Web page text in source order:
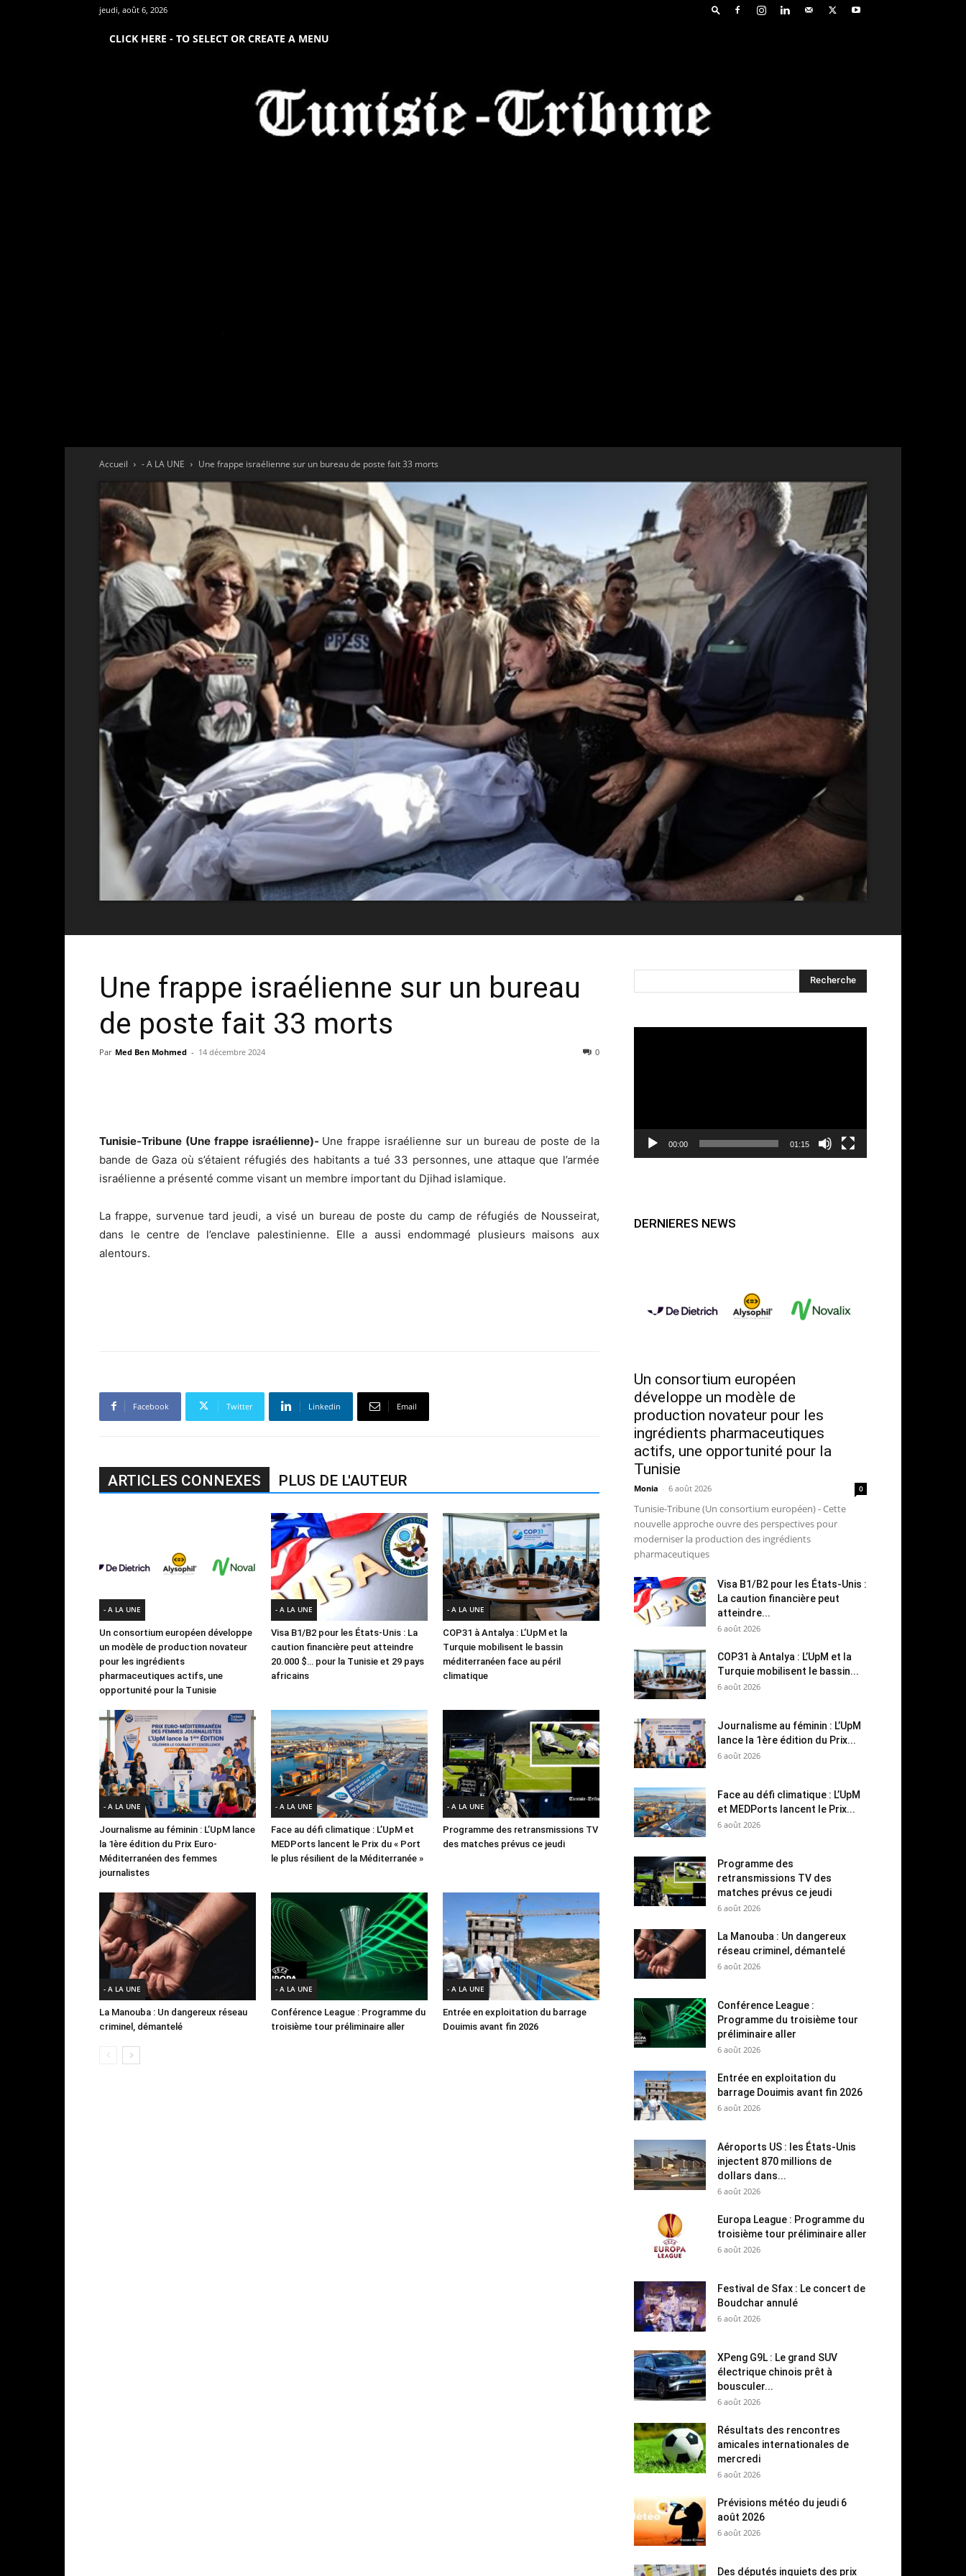
jeudi, août 6, 2026
CLICK HERE - TO SELECT OR CREATE A MENU
Accueil - A LA UNE Une frappe israélienne sur un bureau de poste fait 33 morts
Une frappe israélienne sur un bureau
de poste fait 33 morts
Par Med Ben Mohmed - 14 décembre 2024 0
Tunisie-Tribune (Une frappe israélienne)- Une frappe israélienne sur un bureau de poste de la
bande de Gaza où s’étaient réfugiés des habitants a tué 33 personnes, une attaque que l’armée
israélienne a présenté comme visant un membre important du Djihad islamique.
La frappe, survenue tard jeudi, a visé un bureau de poste du camp de réfugiés de Nousseirat,
dans le centre de l’enclave palestinienne. Elle a aussi endommagé plusieurs maisons aux
alentours.
Facebook Twitter Linkedin Email
ARTICLES CONNEXES PLUS DE L'AUTEUR
- A LA UNE
Un consortium européen développe
un modèle de production novateur
pour les ingrédients
pharmaceutiques actifs, une
opportunité pour la Tunisie
- A LA UNE
Visa B1/B2 pour les États-Unis : La
caution financière peut atteindre
20.000 $… pour la Tunisie et 29 pays
africains
- A LA UNE
COP31 à Antalya : L’UpM et la
Turquie mobilisent le bassin
méditerranéen face au péril
climatique
- A LA UNE
Journalisme au féminin : L’UpM lance
la 1ère édition du Prix Euro-
Méditerranéen des femmes
journalistes
- A LA UNE
Face au défi climatique : L’UpM et
MEDPorts lancent le Prix du « Port
le plus résilient de la Méditerranée »
- A LA UNE
Programme des retransmissions TV
des matches prévus ce jeudi
- A LA UNE
La Manouba : Un dangereux réseau
criminel, démantelé
- A LA UNE
Conférence League : Programme du
troisième tour préliminaire aller
- A LA UNE
Entrée en exploitation du barrage
Douimis avant fin 2026
00:00 01:15
DERNIERES NEWS
Un consortium européen
développe un modèle de
production novateur pour les
ingrédients pharmaceutiques
actifs, une opportunité pour la
Tunisie
Monia - 6 août 2026 0
Tunisie-Tribune (Un consortium européen) - Cette
nouvelle approche ouvre des perspectives pour
moderniser la production des ingrédients
pharmaceutiques
Visa B1/B2 pour les États-Unis :
La caution financière peut
atteindre...
6 août 2026
COP31 à Antalya : L’UpM et la
Turquie mobilisent le bassin...
6 août 2026
Journalisme au féminin : L’UpM
lance la 1ère édition du Prix...
6 août 2026
Face au défi climatique : L’UpM
et MEDPorts lancent le Prix...
6 août 2026
Programme des
retransmissions TV des
matches prévus ce jeudi
6 août 2026
La Manouba : Un dangereux
réseau criminel, démantelé
6 août 2026
Conférence League :
Programme du troisième tour
préliminaire aller
6 août 2026
Entrée en exploitation du
barrage Douimis avant fin 2026
6 août 2026
Aéroports US : les États-Unis
injectent 870 millions de
dollars dans...
6 août 2026
Europa League : Programme du
troisième tour préliminaire aller
6 août 2026
Festival de Sfax : Le concert de
Boudchar annulé
6 août 2026
XPeng G9L : Le grand SUV
électrique chinois prêt à
bousculer...
6 août 2026
Résultats des rencontres
amicales internationales de
mercredi
6 août 2026
Prévisions météo du jeudi 6
août 2026
6 août 2026
Des députés inquiets des prix